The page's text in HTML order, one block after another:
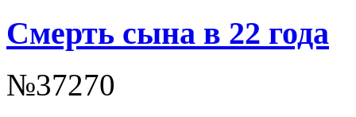
Смерть сына в 22 года
№37270